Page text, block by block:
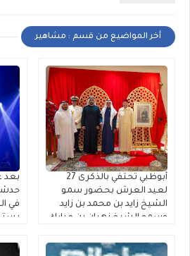
أخر المواضيع من قسم : مشاهير
أبوظبي تحتفي بالذكرى 27
لعيد العرش بحضور سمو
الشيخ زايد بن محمد بن زايد
وسمو الشيخ نهيان بن مبارك
بعد
في